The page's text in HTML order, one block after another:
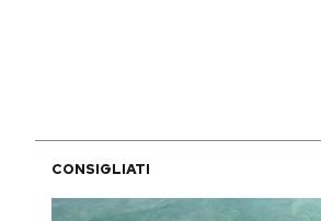
CONSIGLIATI